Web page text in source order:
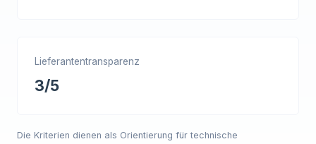
Lieferantentransparenz
3/5
Die Kriterien dienen als Orientierung für technische